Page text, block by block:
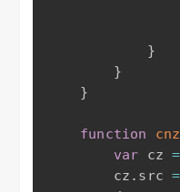
}
}
}
function
var cz =
        cz
. src =